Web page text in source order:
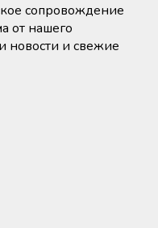
сопровождение
от нашего
новости и свежие